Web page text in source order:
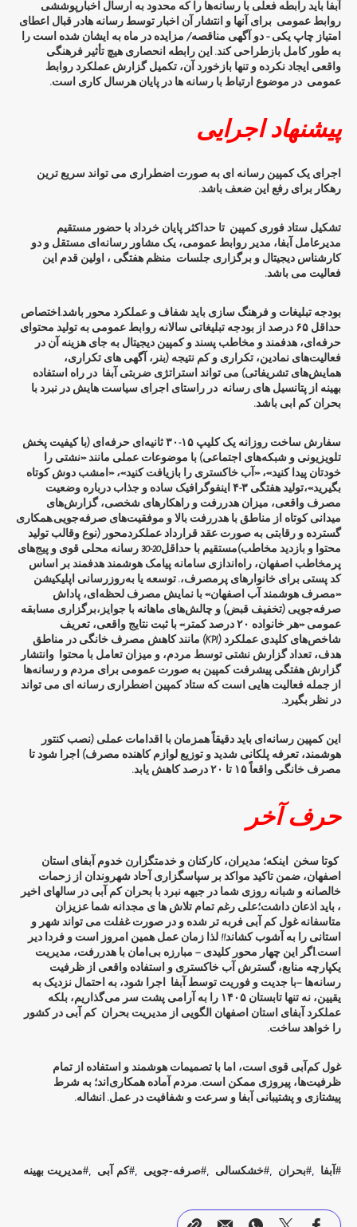
آبفا باید رابطه فعلی با رسانه‌ها را که محدود به ارسال اخبارپوششی
روابط عمومی برای آنها و انتشار آن اخبار توسط رسانه هادر قبال اعطای
امتیاز چاپ یکی – دو آگهی مناقصه/ مزایده در ماه به ایشان شده است را
به طور کامل بازطراحی کند. این رابطه انحصاری هیچ تأثیر فرهنگی
واقعی ایجاد نکرده و تنها بازخورد آن، تکمیل گزارش عملکرد روابط
عمومی در موضوع ارتباط با رسانه ها در پایان هرسال کاری است.
پیشنهاد اجرایی
اجرای یک کمپین رسانه ای به صورت اضطراری می تواند سریع ترین
رهکار برای رفع این ضعف باشد.
تشکیل ستاد فوری کمپین تا حداکثر پایان خرداد با حضور مستقیم
مدیرعامل آبفا، مدیر روابط عمومی، یک مشاور رسانه‌ای مستقل و دو
کارشناس دیجیتال و برگزاری جلسات منظم هفتگی ، اولین قدم این
فعالیت می باشد.
بودجه تبلیغات و فرهنگ سازی باید شفاف و عملکرد محور باشد.اختصاص
حداقل ۶۵ درصد از بودجه تبلیغاتی سالانه روابط عمومی به تولید محتوای
حرفه‌ای، هدفمند و مخاطب پسند و کمپین دیجیتال به جای هزینه آن در
فعالیت‌های نمادین، تکراری و کم نتیجه (بنر، آگهی های تکراری،
همایش‌های تشریفاتی) می تواند استراتژی ضربتی آبفا در راه استفاده
بهینه از پتانسیل های رسانه در راستای اجرای سیاست هایش در نبرد با
بحران کم ابی باشد.
سفارش ساخت روزانه یک کلیپ ۱۵-۳۰ ثانیه‌ای حرفه‌ای (با کیفیت پخش
تلویزیونی و شبکه‌های اجتماعی) با موضوعات عملی مانند «نشتی را
خودتان پیدا کنید»، «آب خاکستری را بازیافت کنید»، «امشب دوش کوتاه
بگیرید»،تولید هفتگی ۳-۴ اینفوگرافیک ساده و جذاب درباره وضعیت
مصرف واقعی، میزان هدررفت و راهکارهای شخصی، گزارش‌های
میدانی کوتاه از مناطق با هدررفت بالا و موفقیت‌های صرفه‌جویی.همکاری
گسترده و رقابتی به صورت عقد قرارداد عملکردمحور (نوع وقالب تولید
محتوا و بازدید مخاطب)مستقیم با حداقل20-30 رسانه محلی قوی و پیج‌های
پرمخاطب اصفهان، راه‌اندازی سامانه پیامک هوشمند هدفمند بر اساس
کد پستی برای خانوارهای پرمصرف،. توسعه یا به‌روزرسانی اپلیکیشن
«مصرف هوشمند آب اصفهان» با نمایش مصرف لحظه‌ای، پاداش
صرفه‌جویی (تخفیف قبض) و چالش‌های ماهانه با جوایز،برگزاری مسابقه
عمومی «هر خانواده ۲۰ درصد کمتر» با ثبت نتایج واقعی، تعریف
شاخص‌های کلیدی عملکرد (KPI) مانند کاهش مصرف خانگی در مناطق
هدف، تعداد گزارش نشتی توسط مردم، و میزان تعامل با محتوا وانتشار
گزارش هفتگی پیشرفت کمپین به صورت عمومی برای مردم و رسانه‌ها
از جمله فعالیت هایی است که ستاد کمپین اضطراری رسانه ای می تواند
در نظر بگیرد.
این کمپین رسانه‌ای باید دقیقاً همزمان با اقدامات عملی (نصب کنتور
هوشمند، تعرفه پلکانی شدید و توزیع لوازم کاهنده مصرف) اجرا شود تا
مصرف خانگی واقعاً ۱۵ تا ۲۰ درصد کاهش یابد.
حرف آخر
کوتا سخن اینکه؛ مدیران، کارکنان و خدمتگزارن خدوم آبفای استان
اصفهان، ضمن تاکید مواکد بر سپاسگزاری آحاد شهروندان از زحمات
خالصانه و شبانه روزی شما در جبهه نبرد با بحران کم آبی در سالهای اخیر
، باید اذعان داشت؛علی رغم تمام تلاش ها ی مجدانه شما عزیزان
متاسفانه غول کم آبی فربه تر شده و در صورت غفلت می تواند شهر و
استانی را به آشوب کشاند!! لذا زمان عمل همین امروز است و فردا دیر
است.اگر این چهار محور کلیدی — مبارزه بی‌امان با هدررفت، مدیریت
یکپارچه منابع، گسترش آب خاکستری و استفاده واقعی از ظرفیت
رسانه‌ها —با جدیت و فوریت توسط آبفا اجرا شود، به احتمال نزدیک به
یقیین، نه تنها تابستان ۱۴۰۵ را به آرامی پشت سر می‌گذاریم، بلکه
عملکرد آبفای استان اصفهان الگویی از مدیریت بحران کم آبی در کشور
را خواهد ساخت.
غول کم‌آبی قوی است، اما با تصمیمات هوشمند و استفاده از تمام
ظرفیت‌ها، پیروزی ممکن است. مردم آماده همکاری‌اند؛ به شرط
پیشتازی و پشتیبانی آبفا و سرعت و شفافیت در عمل. انشاله.
آبفا بحران خشکسالی صرفه-جویی کم آبی مدیریت بهینه